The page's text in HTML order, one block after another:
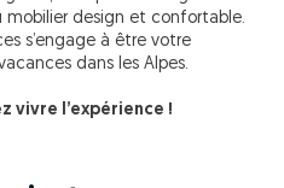
design et confortable.
s’engage à être votre
dans les Alpes.
vivre l’expérience !